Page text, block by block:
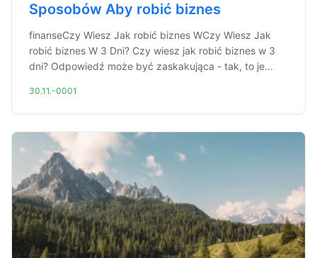
Sposobów Aby robić biznes
finanseCzy Wiesz Jak robić biznes WCzy Wiesz Jak
robić biznes W 3 Dni? Czy wiesz jak robić biznes w 3
dni? Odpowiedź może być zaskakująca - tak, to je...
30.11.-0001